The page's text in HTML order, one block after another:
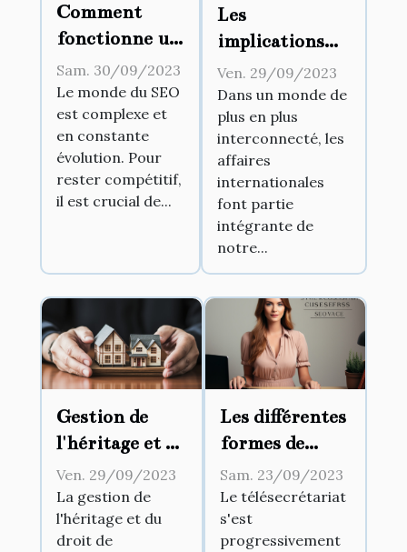
Comment
fonctionne un
extracteur de
sitemap et
pourquoi est-
il essentiel
pour le SEO ?
Sam. 30/09/2023
Le monde du SEO
est complexe et
en constante
évolution. Pour
rester compétitif,
il est crucial de...
Les
implications
juridiques des
affaires
internationales
Ven. 29/09/2023
Dans un monde de
plus en plus
interconnecté, les
affaires
internationales
font partie
intégrante de
notre...
Gestion de
l'héritage et du
droit de
succession
Ven. 29/09/2023
La gestion de
l'héritage et du
droit de
Les différentes
formes de
télésecrétariat
existantes
Sam. 23/09/2023
Le télésecrétariat
s'est
progressivement